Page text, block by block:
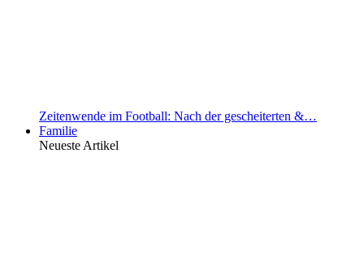
Zeitenwende im Football: Nach der gescheiterten &…
Familie
Neueste Artikel